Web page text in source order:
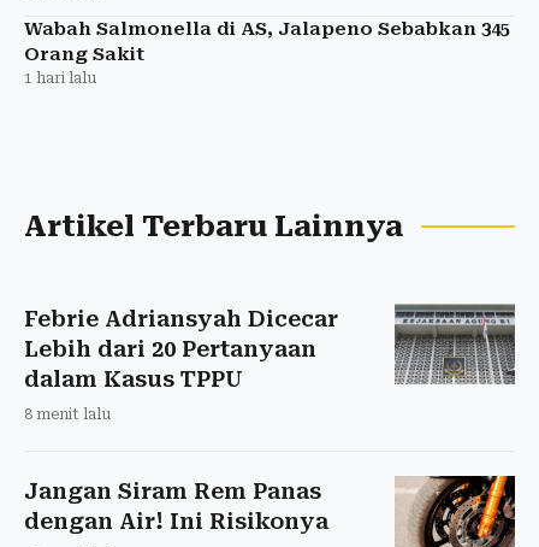
Wabah Salmonella di AS, Jalapeno Sebabkan 345
Orang Sakit
1 hari lalu
Artikel Terbaru Lainnya
Febrie Adriansyah Dicecar
Lebih dari 20 Pertanyaan
dalam Kasus TPPU
8 menit lalu
Jangan Siram Rem Panas
dengan Air! Ini Risikonya